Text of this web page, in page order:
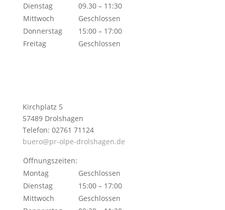
Dienstag
09.30 – 11:30
Mittwoch
Geschlossen
Donnerstag
15:00 – 17:00
Freitag
Geschlossen
Kirchplatz 5
57489 Drolshagen
Telefon: 02761 71124
buero@pr-olpe-drolshagen.de
Öffnungszeiten:
Montag
Geschlossen
Dienstag
15:00 – 17:00
Mittwoch
Geschlossen